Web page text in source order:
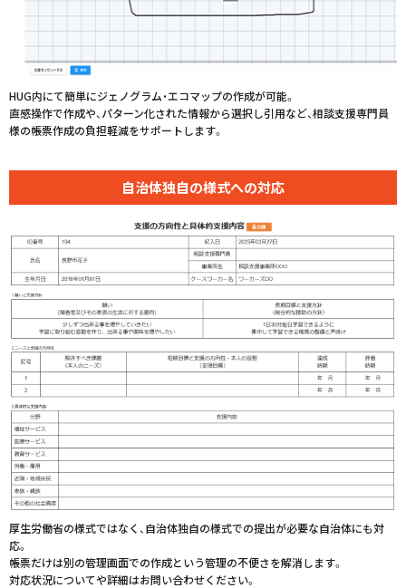
HUG内にて簡単にジェノグラム・エコマップの作成が可能。
直感操作で作成や、パターン化された情報から選択し引用など、相談支援専門員
様の帳票作成の負担軽減をサポートします。
自治体独自の様式への対応
厚生労働省の様式ではなく、自治体独自の様式での提出が必要な自治体にも対
応。
帳票だけは別の管理画面での作成という管理の不便さを解消します。
対応状況についてや詳細はお問い合わせください。